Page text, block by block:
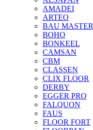
AMADEI
ARTEO
BAU MASTER
BOHO
BONKEEL
CAMSAN
CBM
CLASSEN
CLIX FLOOR
DERBY
EGGER PRO
FALQUON
FAUS
FLOOR FORT